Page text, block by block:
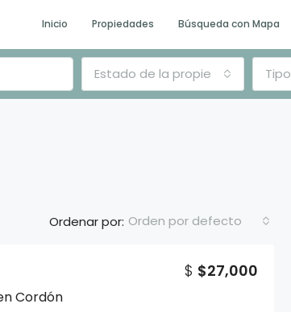
Inicio Propiedades Búsqueda con Mapa
Estado de la propiedad Tipo
Ordenar por: Orden por defecto
Cordón
$ $27,000